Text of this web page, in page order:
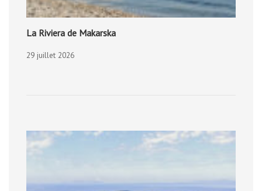
La Riviera de Makarska
29 juillet 2026